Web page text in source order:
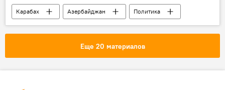
Карабах Азербайджан
Политика
Новости
Еще 20 материалов